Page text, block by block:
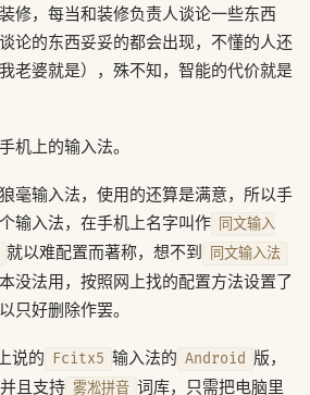
修，每当和装修负责人谈论一些东西
论的东西妥妥的都会出现，不懂的人还
老婆就是），殊不知，智能的代价就是
机上的输入法。
毫输入法，使用的还算是满意，所以手
输入法，在手机上名字叫作 同文输入
就以难配置而著称，想不到 同文输入法
没法用，按照网上找的配置方法设置了
只好删除作罢。
上说的 Fcitx5 输入法的 Android
版，
且支持 雾凇拼音 词库，只需把电脑里